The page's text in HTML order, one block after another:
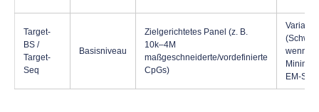
Target-
BS /
Target-
Seq
Basisniveau
Zielgerichtetes Panel (z. B.
10k–4M
maßgeschneiderte/vordefinierte
CpGs)
Variabel
wenn
EM-Seq)